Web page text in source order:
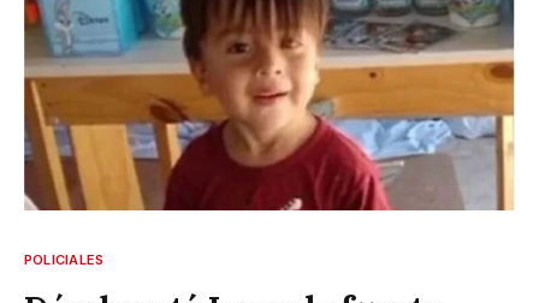
POLICIALES